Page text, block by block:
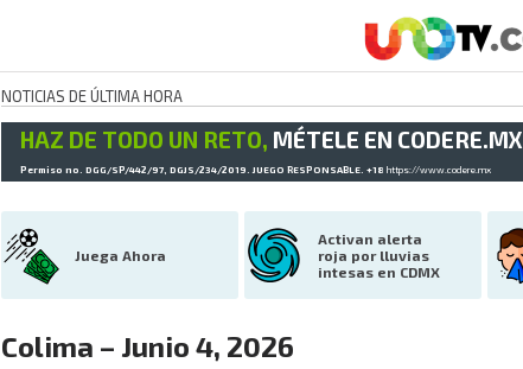
NOTICIAS DE ÚLTIMA HORA
HAZ DE TODO UN RETO, MÉTELE EN CODERE.MX
Permiso no. DGG/SP/442/97, DGJS/234/2019. JUEGO RESPONSABLE. +18 https://www.codere.mx
Juega Ahora
Activan alerta
roja por lluvias
intesas en CDMX
Colima – Junio 4, 2026